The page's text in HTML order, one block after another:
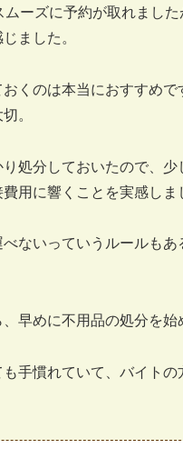
ーズに予約が取れまし
ました。
くのは本当におすすめ
。
処分しておいたので、
用に響くことを実感しま
ないっていうルールも
早めに不用品の処分を始
手慣れていて、バイト